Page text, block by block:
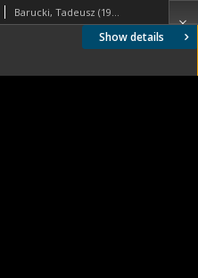
Show details
Barucki, Tadeusz (1922- ). Fotograf